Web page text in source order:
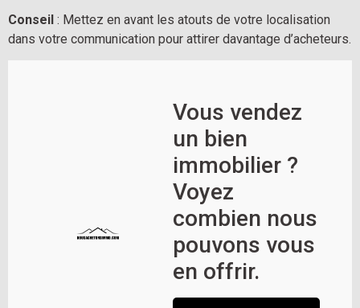
Conseil : Mettez en avant les atouts de votre localisation
dans votre communication pour attirer davantage d’acheteurs.
Vous vendez
un bien
immobilier ?
Voyez
combien nous
pouvons vous
en offrir.